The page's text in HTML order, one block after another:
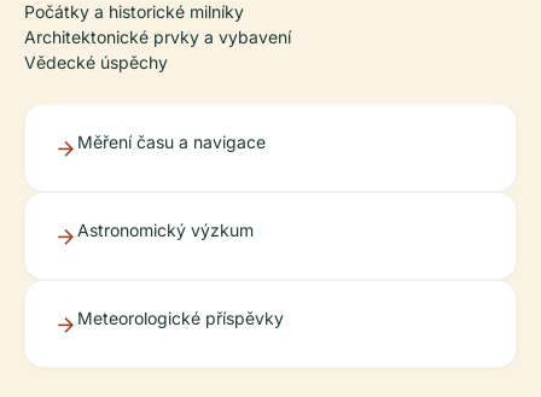
Počátky a historické milníky
Architektonické prvky a vybavení
Vědecké úspěchy
Měření času a navigace
Astronomický výzkum
Meteorologické příspěvky